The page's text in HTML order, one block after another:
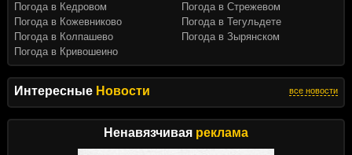
Интересные Новости все новости
Ненавязчивая реклама
Погода в Кедровом
Погода в Кожевниково
Погода в Колпашево
Погода в Кривошеино
Погода в Стрежевом
Погода в Тегульдете
Погода в Зырянском